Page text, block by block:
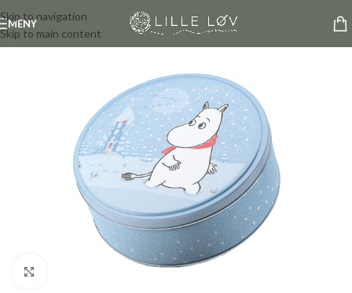
Skip to navigation
Skip to main content
MENY